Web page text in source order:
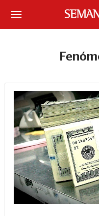
Iniciar sesión
Portada
¿Qué está
Sectores y
Management
Economía y
Legal y Política